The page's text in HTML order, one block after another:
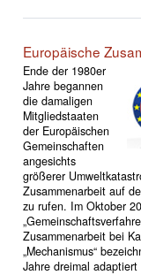
Europäische
Ende der 1980er
Jahre begannen
die damaligen
Mitgliedstaaten
der Europäischen
Gemeinschaften
angesichts
größerer
Zusammenarbeit auf
zu rufen. Im Oktober
Zusammenarbeit bei
„Mechanismus“
Jahre dreimal